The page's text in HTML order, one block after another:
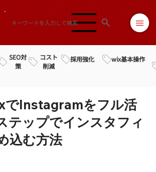
SEO対
策
コスト
削減
採用強化 wix基本操作
でInstagramをフル活
テップでインスタフィ
込む方法